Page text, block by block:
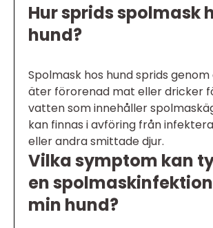
Hur sprids spolmask
hund?
Spolmask hos hund sprids
äter förorenad mat eller dricker
vatten som innehåller
kan finnas i avföring från
eller andra smittade djur.
Vilka symptom kan
en
min hund?